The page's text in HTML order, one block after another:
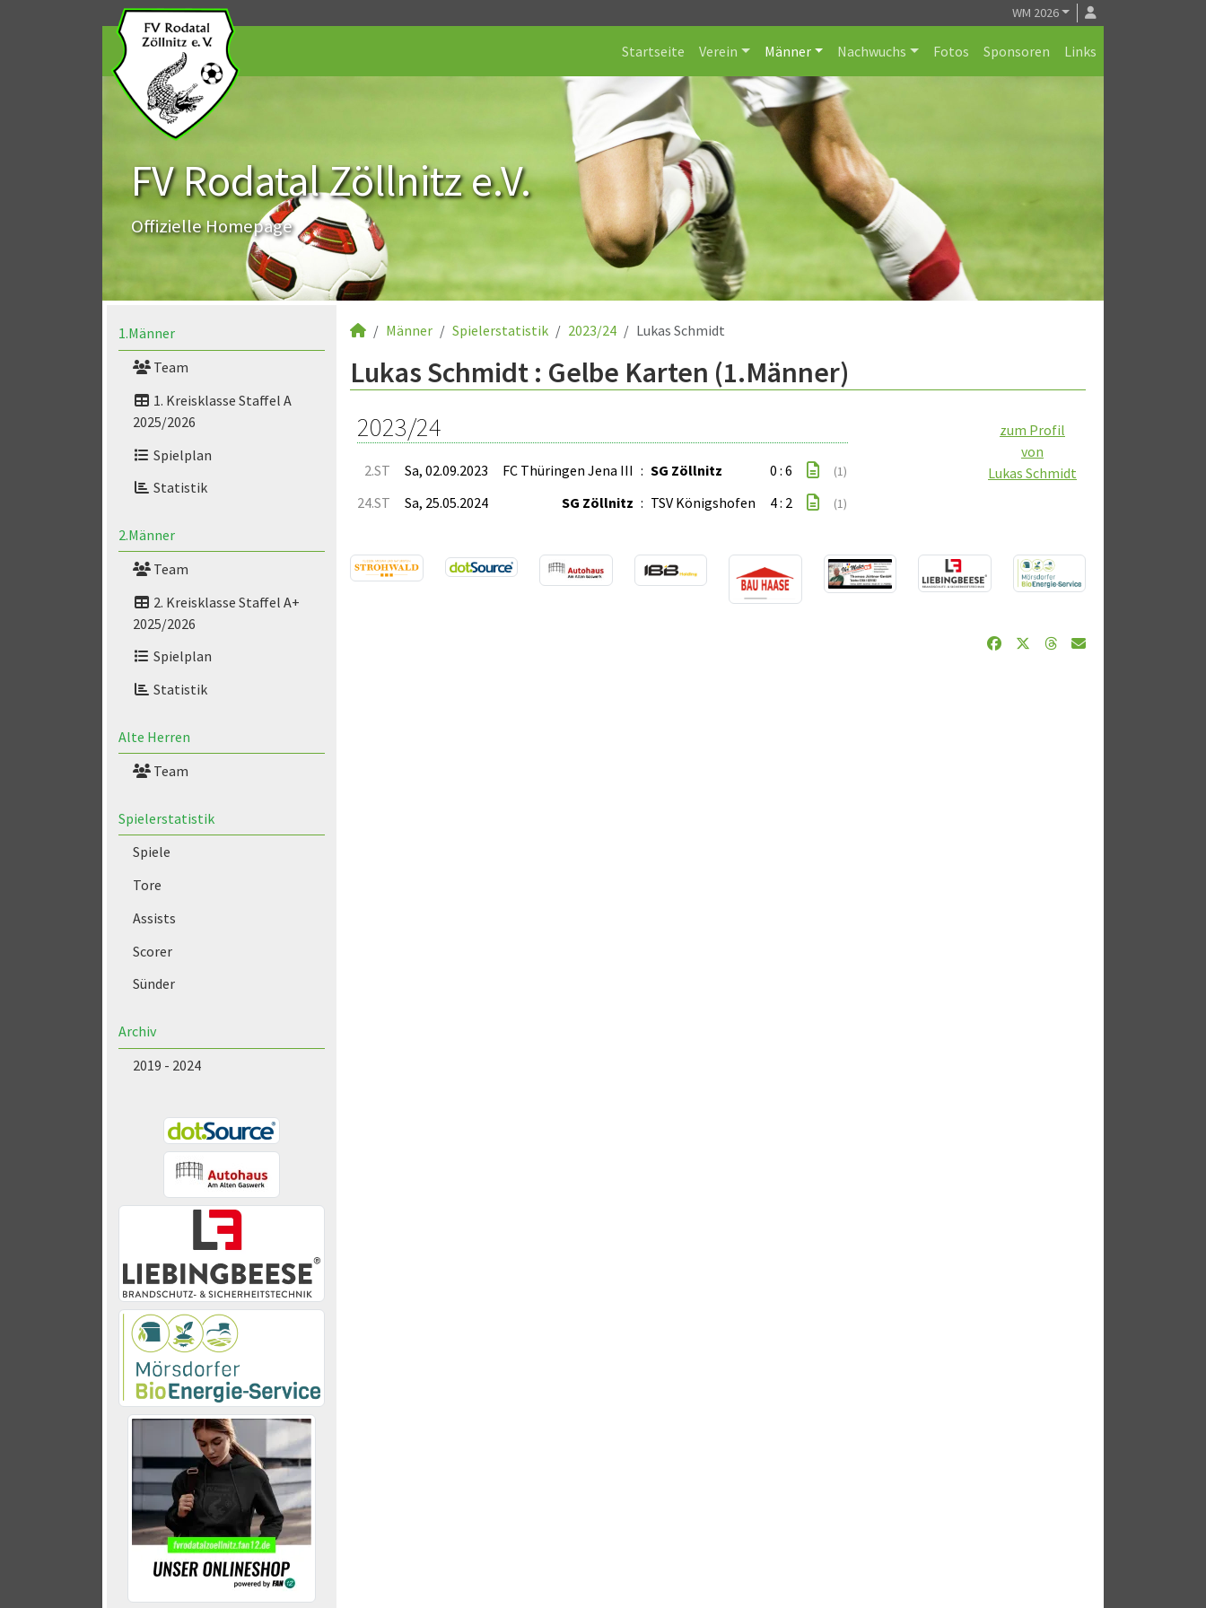
WM 2026
Startseite Verein Männer Nachwuchs Fotos Sponsoren Links
FV Rodatal Zöllnitz e.V.
Offizielle Homepage
1.Männer
Team
1. Kreisklasse Staffel A
2025/2026
Spielplan
Statistik
2.Männer
Team
2. Kreisklasse Staffel A+
2025/2026
Spielplan
Statistik
Alte Herren
Team
Spielerstatistik
Spiele
Tore
Assists
Scorer
Sünder
Archiv
2019 - 2024
Männer Spielerstatistik 2023/24 Lukas Schmidt
Lukas Schmidt : Gelbe Karten (1.Männer)
zum Profil
von
Lukas Schmidt
2023/24
2.ST Sa, 02.09.2023 FC Thüringen Jena III : SG Zöllnitz 0 : 6 (1)
24.ST Sa, 25.05.2024 SG Zöllnitz : TSV Königshofen 4 : 2 (1)